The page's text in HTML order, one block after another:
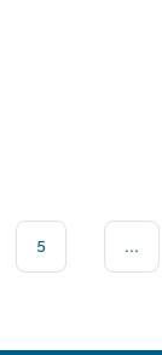
5 ...